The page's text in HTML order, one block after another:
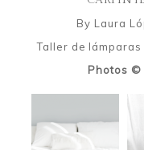
By Laura
Taller de
Photos ©